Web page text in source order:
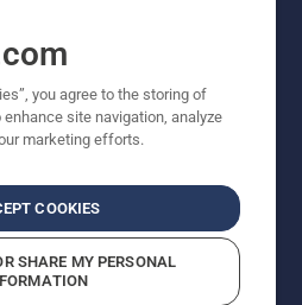
you agree to the storing of
site navigation, analyze
marketing efforts.
COOKIES
SHARE MY PERSONAL